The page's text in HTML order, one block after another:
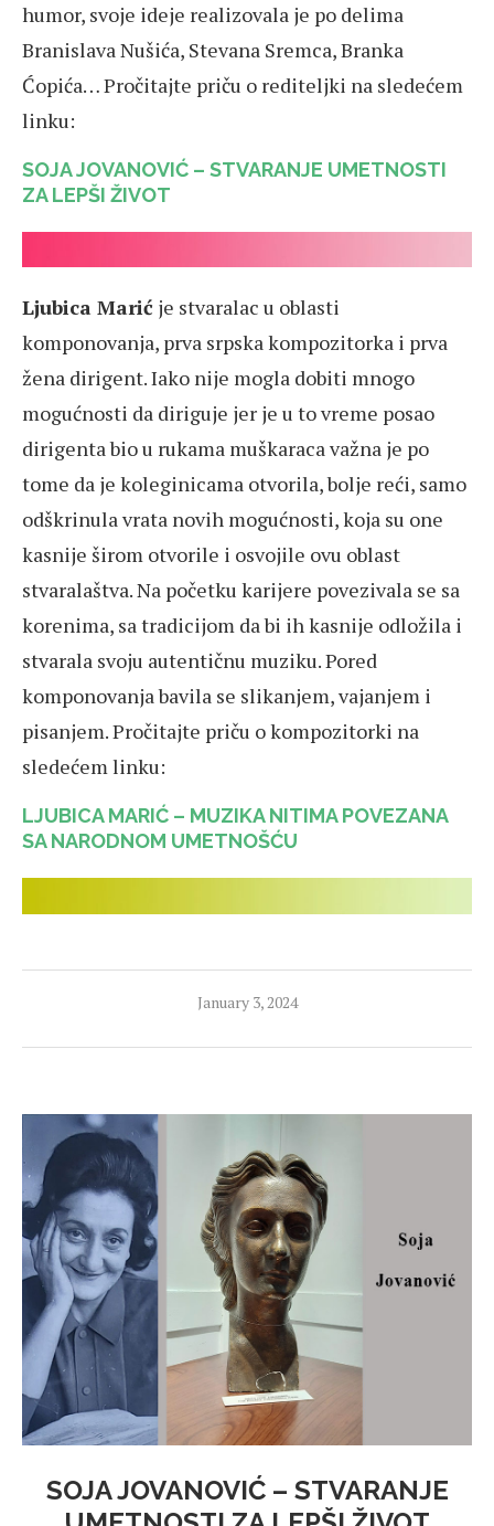
humor, svoje ideje realizovala je po delima
Branislava Nušića, Stevana Sremca, Branka
Ćopića… Pročitajte priču o rediteljki na sledećem
linku:
SOJA JOVANOVIĆ – STVARANJE UMETNOSTI
ZA LEPŠI ŽIVOT
Ljubica Marić je stvaralac u oblasti
komponovanja, prva srpska kompozitorka i prva
žena dirigent. Iako nije mogla dobiti mnogo
mogućnosti da diriguje jer je u to vreme posao
dirigenta bio u rukama muškaraca važna je po
tome da je koleginicama otvorila, bolje reći, samo
odškrinula vrata novih mogućnosti, koja su one
kasnije širom otvorile i osvojile ovu oblast
stvaralaštva. Na početku karijere povezivala se sa
korenima, sa tradicijom da bi ih kasnije odložila i
stvarala svoju autentičnu muziku. Pored
komponovanja bavila se slikanjem, vajanjem i
pisanjem. Pročitajte priču o kompozitorki na
sledećem linku:
LJUBICA MARIĆ – MUZIKA NITIMA POVEZANA
SA NARODNOM UMETNOŠĆU
January 3, 2024
SOJA JOVANOVIĆ – STVARANJE